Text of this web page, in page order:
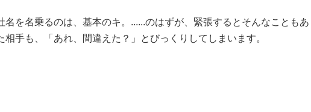
名を名乗るのは、基本のキ。......のはずが、緊張するとそんなこともあ
相手も、「あれ、間違えた？」とびっくりしてしまいます。